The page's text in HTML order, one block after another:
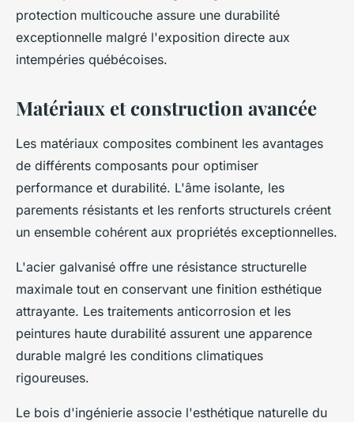
protection multicouche assure une durabilité
exceptionnelle malgré l'exposition directe aux
intempéries québécoises.
Matériaux et construction avancée
Les matériaux composites combinent les avantages
de différents composants pour optimiser
performance et durabilité. L'âme isolante, les
parements résistants et les renforts structurels créent
un ensemble cohérent aux propriétés exceptionnelles.
L'acier galvanisé offre une résistance structurelle
maximale tout en conservant une finition esthétique
attrayante. Les traitements anticorrosion et les
peintures haute durabilité assurent une apparence
durable malgré les conditions climatiques
rigoureuses.
Le bois d'ingénierie associe l'esthétique naturelle du